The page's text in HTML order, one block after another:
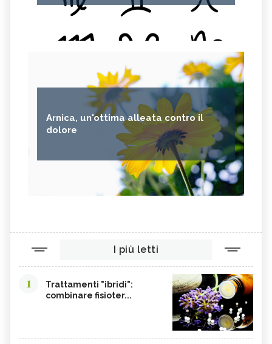
Arnica, un'ottima alleata contro il
dolore
I più letti
1
Trattamenti "ibridi":
combinare fisioter...